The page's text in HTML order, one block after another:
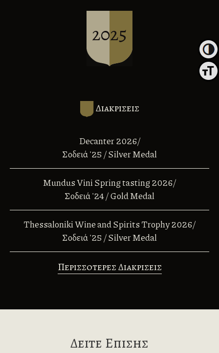
2025
Διακρισεις
Decanter 2026/
Σοδειά '25 / Silver Medal
Mundus Vini Spring tasting 2026/
Σοδειά '24 / Gold Medal
Thessaloniki Wine and Spirits Trophy 2026/
Σοδειά '25 / Silver Medal
Περισσοτερες Διακρισεις
Δειτε Επισης